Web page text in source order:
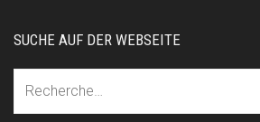
SUCHE AUF DER WEBSEITE